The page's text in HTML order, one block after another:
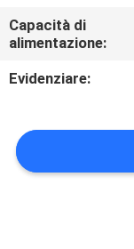
POLICY
Capacità di
alimentazione:
Evidenziare: